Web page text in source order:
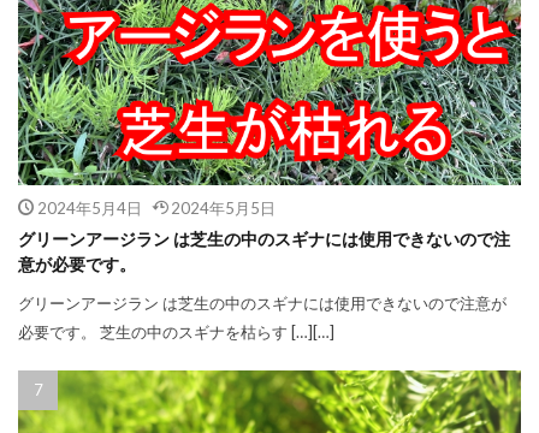
2024年5月4日 2024年5月5日
グリーンアージラン は芝生の中のスギナには使用できないので注
意が必要です。
グリーンアージラン は芝生の中のスギナには使用できないので注意が
必要です。 芝生の中のスギナを枯らす […][…]